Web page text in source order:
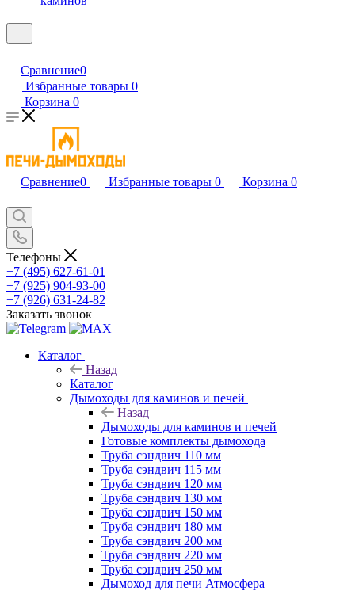
Сравнение0
Избранные товары 0
Корзина 0
Сравнение0 Избранные товары 0 Корзина 0
Телефоны
+7 (495) 627-61-01
+7 (925) 904-93-00
+7 (926) 631-24-82
Заказать звонок
Каталог
Назад
Каталог
Дымоходы для каминов и печей
Назад
Дымоходы для каминов и печей
Готовые комплекты дымохода
Труба сэндвич 110 мм
Труба сэндвич 115 мм
Труба сэндвич 120 мм
Труба сэндвич 130 мм
Труба сэндвич 150 мм
Труба сэндвич 180 мм
Труба сэндвич 200 мм
Труба сэндвич 220 мм
Труба сэндвич 250 мм
Дымоход для печи Атмосфера